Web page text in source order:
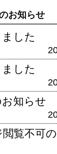
お知らせ
した
した
知らせ
覧不可